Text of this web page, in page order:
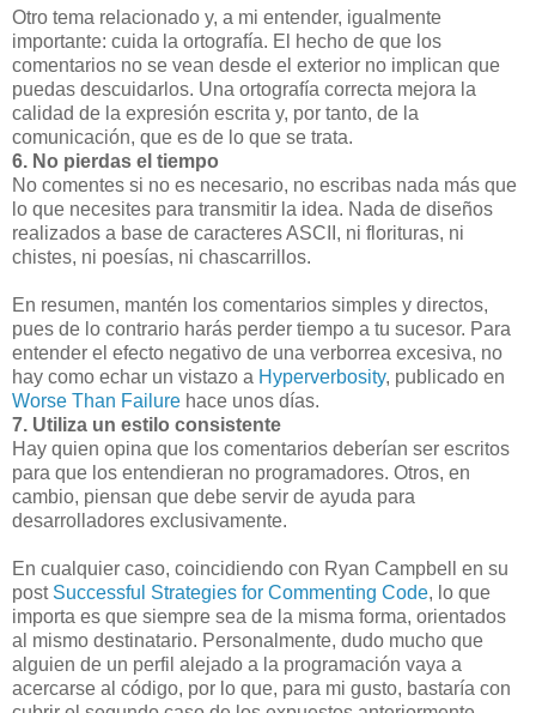
Otro tema relacionado y, a mi entender, igualmente
importante: cuida la ortografía. El hecho de que los
comentarios no se vean desde el exterior no implican que
puedas descuidarlos. Una ortografía correcta mejora la
calidad de la expresión escrita y, por tanto, de la
comunicación, que es de lo que se trata.
6. No pierdas el tiempo
No comentes si no es necesario, no escribas nada más que
lo que necesites para transmitir la idea. Nada de diseños
realizados a base de caracteres ASCII, ni florituras, ni
chistes, ni poesías, ni chascarrillos.
En resumen, mantén los comentarios simples y directos,
pues de lo contrario harás perder tiempo a tu sucesor. Para
entender el efecto negativo de una verborrea excesiva, no
hay como echar un vistazo a Hyperverbosity, publicado en
Worse Than Failure hace unos días.
7. Utiliza un estilo consistente
Hay quien opina que los comentarios deberían ser escritos
para que los entendieran no programadores. Otros, en
cambio, piensan que debe servir de ayuda para
desarrolladores exclusivamente.
En cualquier caso, coincidiendo con Ryan Campbell en su
post Successful Strategies for Commenting Code, lo que
importa es que siempre sea de la misma forma, orientados
al mismo destinatario. Personalmente, dudo mucho que
alguien de un perfil alejado a la programación vaya a
acercarse al código, por lo que, para mi gusto, bastaría con